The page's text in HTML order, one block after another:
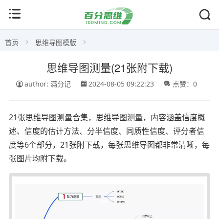
首页 思维导图模版
思维导图测量(21张附下载)
author: 满分记 2024-08-05 09:22:23 点赞：0
21张思维导图测量合集，思维导图测量，内容涵盖信度概
述、信度的估计方法、分半信度、同质性信度、评分者信
度等6个部分，21张附下载，每张思维导图都非常清晰，每
张图片均附下载。